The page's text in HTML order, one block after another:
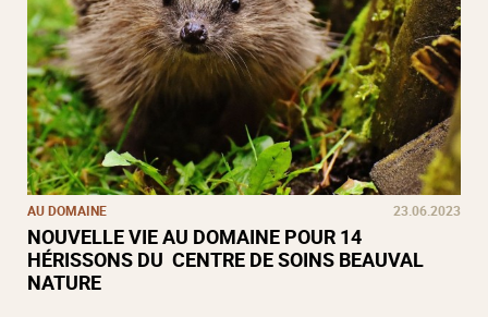
AU DOMAINE 23.06.2023
NOUVELLE VIE AU DOMAINE POUR 14
HÉRISSONS DU CENTRE DE SOINS BEAUVAL
NATURE